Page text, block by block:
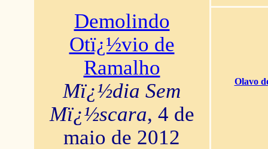
Demolindo
Otï¿½vio de
Ramalho
Mï¿½dia Sem
Mï¿½scara, 4 de
maio de 2012
Olavo